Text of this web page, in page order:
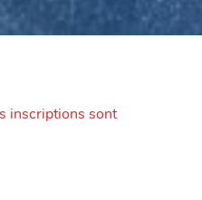
inscriptions sont